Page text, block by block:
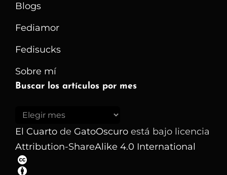
Blogs
Fediamor
Fedisucks
Sobre mí
Buscar los artículos por mes
Buscar
los
artículos
por
El Cuarto de GatoOscuro está bajo licencia
Attribution-ShareAlike 4.0 International